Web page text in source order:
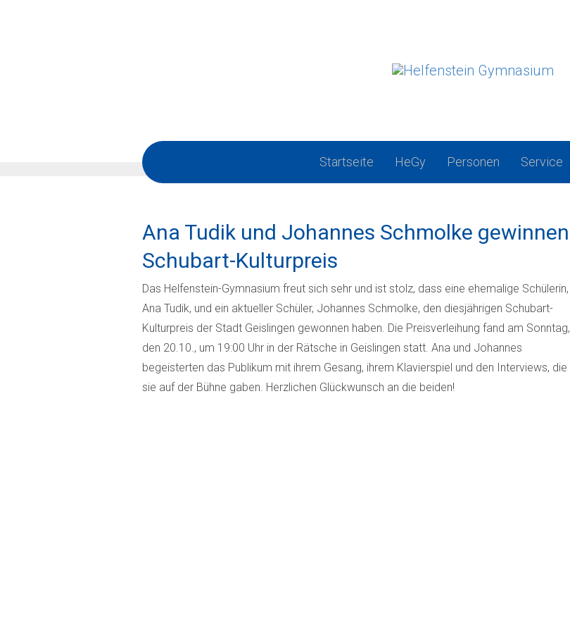
Startseite HeGy Personen Service
Ana Tudik und Johannes Schmolke gewinnen
Schubart-Kulturpreis
Das Helfenstein-Gymnasium freut sich sehr und ist stolz, dass eine ehemalige Schülerin,
Ana Tudik, und ein aktueller Schüler, Johannes Schmolke, den diesjährigen Schubart-
Kulturpreis der Stadt Geislingen gewonnen haben. Die Preisverleihung fand am Sonntag,
den 20.10., um 19:00 Uhr in der Rätsche in Geislingen statt. Ana und Johannes
begeisterten das Publikum mit ihrem Gesang, ihrem Klavierspiel und den Interviews, die
sie auf der Bühne gaben. Herzlichen Glückwunsch an die beiden!